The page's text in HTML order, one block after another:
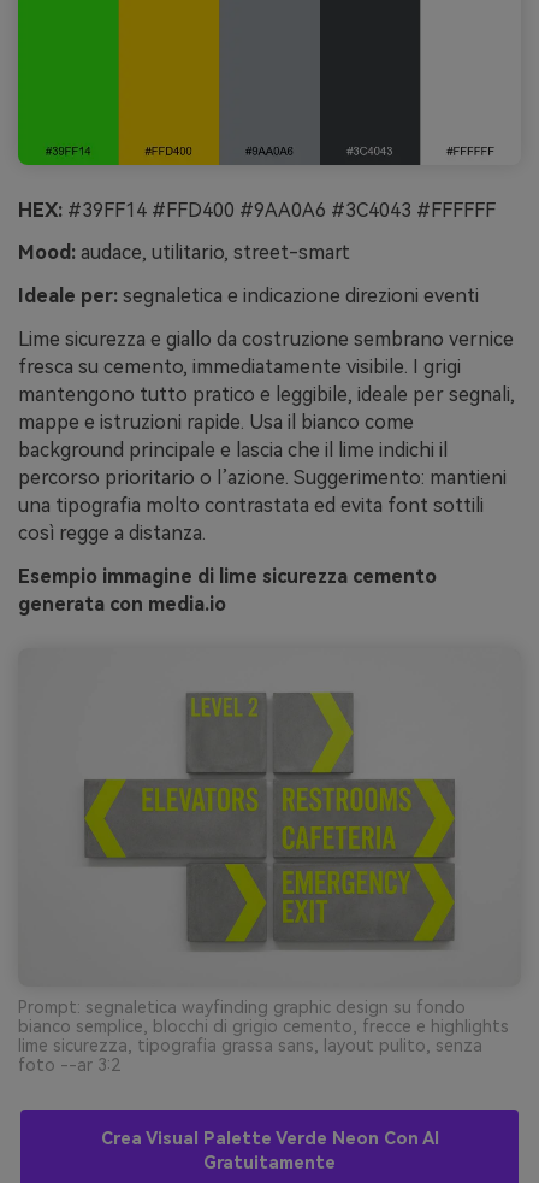
HEX: #39FF14 #FFD400 #9AA0A6 #3C4043 #FFFFFF
Mood: audace, utilitario, street-smart
Ideale per: segnaletica e indicazione direzioni eventi
Lime sicurezza e giallo da costruzione sembrano vernice
fresca su cemento, immediatamente visibile. I grigi
mantengono tutto pratico e leggibile, ideale per segnali,
mappe e istruzioni rapide. Usa il bianco come
background principale e lascia che il lime indichi il
percorso prioritario o l’azione. Suggerimento: mantieni
una tipografia molto contrastata ed evita font sottili
così regge a distanza.
Esempio immagine di lime sicurezza cemento
generata con media.io
Prompt: segnaletica wayfinding graphic design su fondo
bianco semplice, blocchi di grigio cemento, frecce e highlights
lime sicurezza, tipografia grassa sans, layout pulito, senza
foto --ar 3:2
Crea Visual Palette Verde Neon Con AI
Gratuitamente